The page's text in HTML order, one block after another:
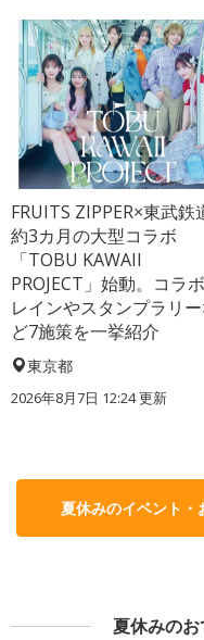
FRUITS ZIPPER×東武鉄
約3カ月の大型コラボ
「TOBU KAWAII
PROJECT」始動。コラ
レインやスタンプラリ
ど7施策を一挙紹介
東京都
2026年8月7日 12:24更新
夏休みのイベント・
夏休みの